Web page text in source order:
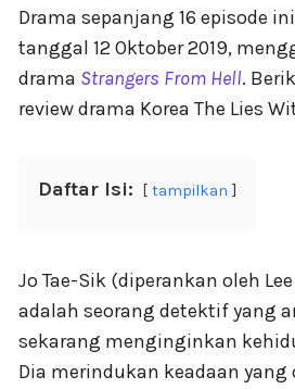
Drama sepanjang 16 episode
tanggal 12 Oktober 2019,
drama Strangers From Hell.
review drama Korea The Lies
Daftar Isi: tampilkan
Jo Tae-Sik (diperankan oleh
adalah seorang detektif yang
sekarang menginginkan
Dia merindukan keadaan yang